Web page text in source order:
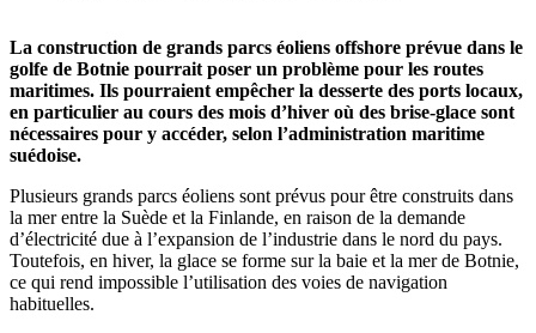
La construction de grands parcs éoliens offshore prévue dans le
golfe de Botnie pourrait poser un problème pour les routes
maritimes. Ils pourraient empêcher la desserte des ports locaux,
en particulier au cours des mois d’hiver où des brise-glace sont
nécessaires pour y accéder, selon l’administration maritime
suédoise.
Plusieurs grands parcs éoliens sont prévus pour être construits dans
la mer entre la Suède et la Finlande, en raison de la demande
d’électricité due à l’expansion de l’industrie dans le nord du pays.
Toutefois, en hiver, la glace se forme sur la baie et la mer de Botnie,
ce qui rend impossible l’utilisation des voies de navigation
habituelles.